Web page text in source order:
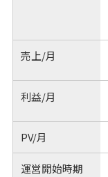
売上/月
利益/月
PV/月
運営開始時期